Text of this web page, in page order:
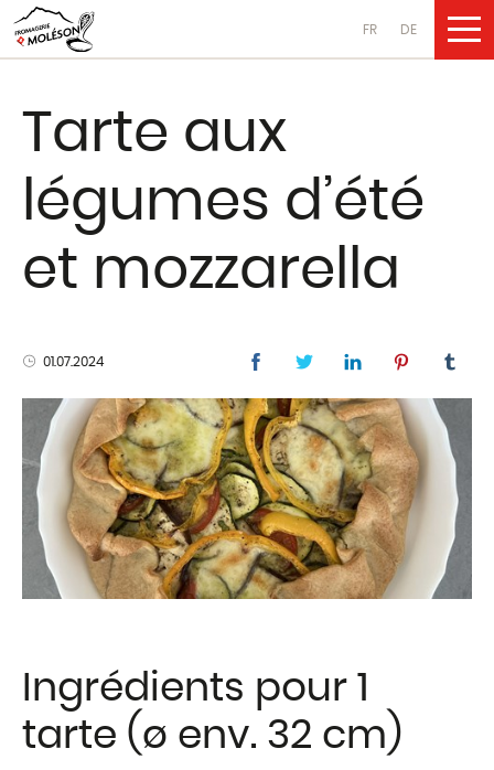
FR DE
au lait de vache
au lait de chèvre
au lait de brebis
au lait de vache
au lait de chèvre
au lait de brebis
Traditions
Fromages
Produits
QUI
Présentation
Tarte aux
légumes d’été
et mozzarella
01.07.2024
Ingrédients pour 1
tarte (ø env. 32 cm)